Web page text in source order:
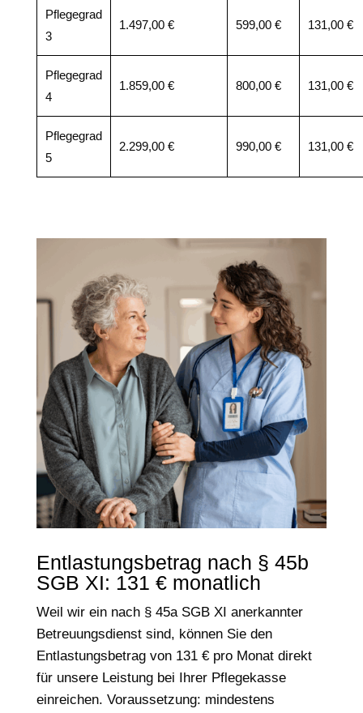
Pflegegrad
3
1.497,00 € 599,00 € 131,00 €
Pflegegrad
4
1.859,00 € 800,00 € 131,00 €
Pflegegrad
5
2.299,00 € 990,00 € 131,00 €
Entlastungsbetrag nach § 45b
SGB XI: 131 € monatlich
Weil wir ein nach § 45a SGB XI anerkannter
Betreuungsdienst sind, können Sie den
Entlastungsbetrag von 131 € pro Monat direkt
für unsere Leistung bei Ihrer Pflegekasse
einreichen. Voraussetzung: mindestens